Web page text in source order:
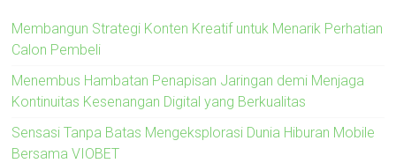
Membangun Strategi Konten Kreatif untuk Menarik Perhatian
Calon Pembeli
Menembus Hambatan Penapisan Jaringan demi Menjaga
Kontinuitas Kesenangan Digital yang Berkualitas
Sensasi Tanpa Batas Mengeksplorasi Dunia Hiburan Mobile
Bersama VIOBET